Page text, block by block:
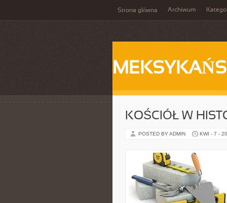
Strona główna Archiwum
KOŚCIÓŁ W
POSTED BY ADMIN KWI - 7 -